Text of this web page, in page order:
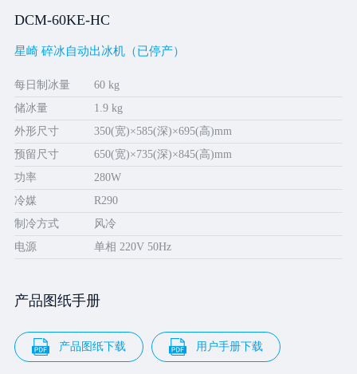
DCM-60KE-HC
星崎 碎冰自动出冰机（已停产）
每日制冰量
60 kg
储冰量
1.9 kg
外形尺寸
350(宽)×585(深)×695(高)mm
预留尺寸
650(宽)×735(深)×845(高)mm
功率
280W
冷媒
R290
制冷方式
风冷
电源
单相 220V 50Hz
产品图纸手册
产品图纸下载 用户手册下载